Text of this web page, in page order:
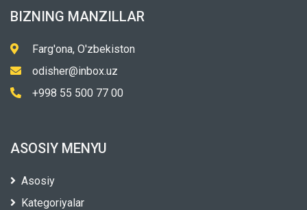
BIZNING MANZILLAR
Farg'ona, O'zbekiston
odisher@inbox.uz
+998 55 500 77 00
ASOSIY MENYU
Asosiy
Kategoriyalar